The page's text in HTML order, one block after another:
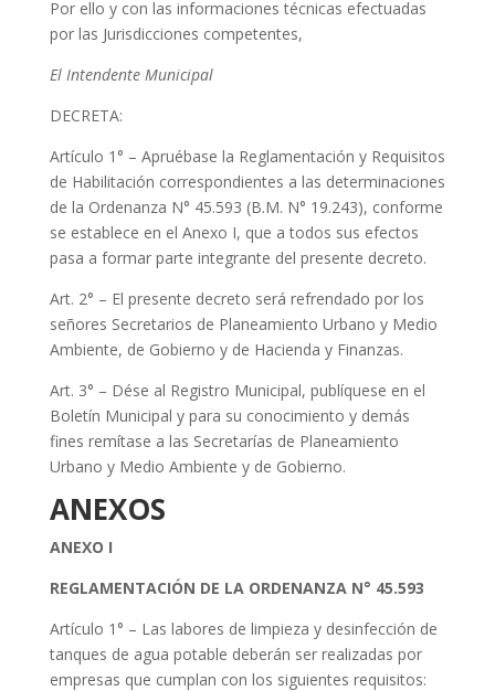
Por ello y con las informaciones técnicas efectuadas
por las Jurisdicciones competentes,
El Intendente Municipal
DECRETA:
Artículo 1° – Apruébase la Reglamentación y Requisitos
de Habilitación correspondientes a las determinaciones
de la Ordenanza N° 45.593 (B.M. N° 19.243), conforme
se establece en el Anexo I, que a todos sus efectos
pasa a formar parte integrante del presente decreto.
Art. 2° – El presente decreto será refrendado por los
señores Secretarios de Planeamiento Urbano y Medio
Ambiente, de Gobierno y de Hacienda y Finanzas.
Art. 3° – Dése al Registro Municipal, publíquese en el
Boletín Municipal y para su conocimiento y demás
fines remítase a las Secretarías de Planeamiento
Urbano y Medio Ambiente y de Gobierno.
ANEXOS
ANEXO I
REGLAMENTACIÓN DE LA ORDENANZA N° 45.593
Artículo 1° – Las labores de limpieza y desinfección de
tanques de agua potable deberán ser realizadas por
empresas que cumplan con los siguientes requisitos: